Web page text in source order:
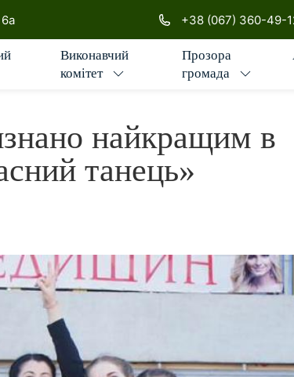
міської ради+38 (067) 360-49-
Виконавчий
комітет
Прозора
громада
найкращим в
танець»